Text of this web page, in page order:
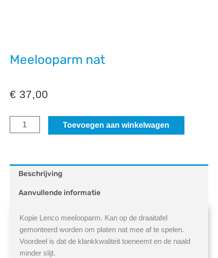
Meelooparm nat
€ 37,00
Meelooparm
Toevoegen aan winkelwagen
Beschrijving
Aanvullende informatie
Kopie Lenco meelooparm. Kan op de draaitafel
gemonteerd worden om platen nat mee af te spelen.
Voordeel is dat de klankkwaliteit toeneemt en de naald
minder slijt.